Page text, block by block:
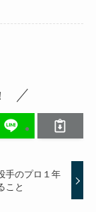
手のプロ１年
こと